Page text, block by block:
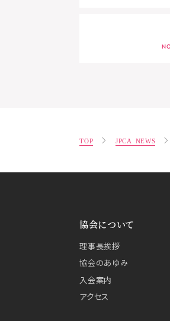
TOP JPCA NEWS
協会について
理事長挨拶
協会のあゆみ
入会案内
アクセス